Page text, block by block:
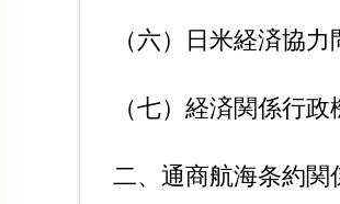
（六）日米経済協
（七）経済関係行
二、通商航海条約関